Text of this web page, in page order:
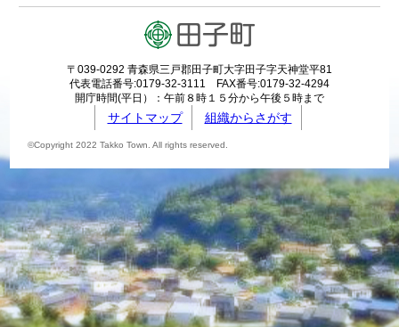
〒039-0292 青森県三戸郡田子町大字田子字天神堂平81
代表電話番号:0179-32-3111 FAX番号:0179-32-4294
開庁時間(平日）：午前８時１５分から午後５時まで
サイトマップ 組織からさがす
©Copyright 2022 Takko Town. All rights reserved.